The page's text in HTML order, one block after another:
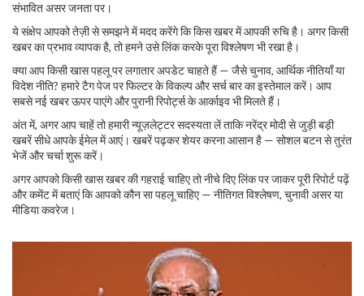
संभावित असर जनता पर।
ये संक्षेप आपको तेज़ी से समझने में मदद करेंगे कि किस खबर में आपकी रुचि है। अगर किसी
खबर का प्रभाव व्यापक है, तो हमने उसे लिंक करके पूरा विश्लेषण भी रखा है।
क्या आप किसी खास पहलू पर लगातार अपडेट चाहते हैं — जैसे चुनाव, आर्थिक नीतियाँ या
विदेश नीति? हमारे टैग पेज पर फिल्टर के विकल्प और सर्च बार का इस्तेमाल करें। आप
सबसे नई खबर ऊपर पाएंगे और पुरानी रिपोर्ट्स के आर्काइव भी मिलते हैं।
अंत में, अगर आप चाहें तो हमारी न्यूज़लेट्टर सदस्यता लें ताकि नरेंद्र मोदी से जुड़ी बड़ी
खबरें सीधे आपके ईमेल में आएं। खबरें पढ़कर शेयर करना आसान है — सोशल बटन से तुरंत
भेजें और चर्चा शुरू करें।
अगर आपको किसी खास खबर की गहराई चाहिए तो नीचे दिए लिंक पर जाकर पूरी रिपोर्ट पढ़ें
और कमेंट में बताएं कि आपको कौन सा पहलू चाहिए — नीतिगत विश्लेषण, चुनावी असर या
मीडिया कवरेज।